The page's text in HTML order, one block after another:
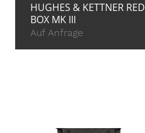
HUGHES & KETTNER RED
BOX MK III
Auf Anfrage